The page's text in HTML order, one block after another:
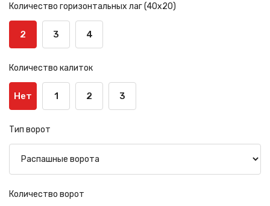
Количество горизонтальных лаг (40х20)
2 3 4
Количество калиток
Нет 1 2 3
Тип ворот
Количество ворот